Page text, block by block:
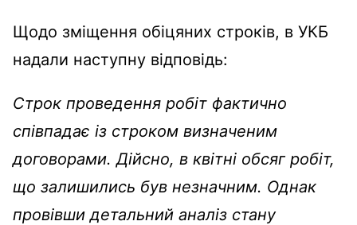
Щодо зміщення обіцяних строків, в УКБ
надали наступну відповідь:
Строк проведення робіт фактично
співпадає із строком визначеним
договорами. Дійсно, в квітні обсяг робіт,
що залишились був незначним. Однак
провівши детальний аналіз стану